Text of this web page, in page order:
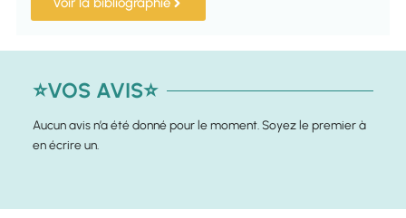
⭐VOS AVIS⭐
Aucun avis n’a été donné pour le moment. Soyez le premier à
en écrire un.